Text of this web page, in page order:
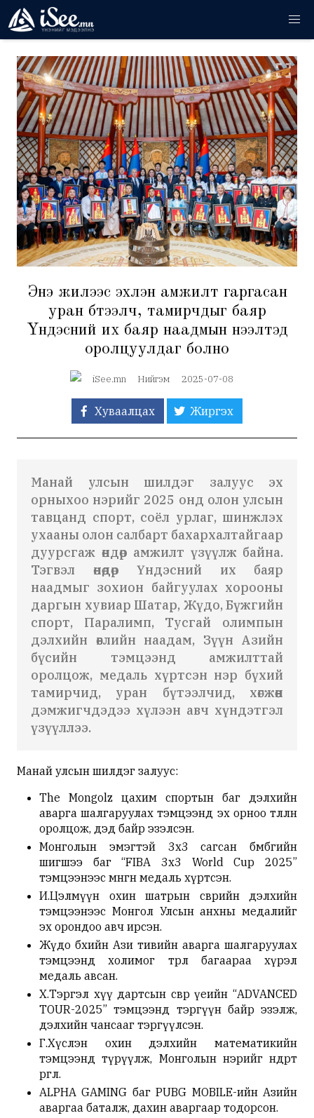
Энэ жилээс эхлэн амжилт гаргасан
уран бүтээлч, тамирчдыг баяр
Үндэсний их баяр наадмын нээлтэд
оролцуулдаг болно
iSee.mn Нийгэм 2025-07-08
Хуваалцах Жиргэх
Манай улсын шилдэг залуус эх
орныхоо нэрийг 2025 онд олон улсын
тавцанд спорт, соёл урлаг, шинжлэх
ухааны олон салбарт бахархалтайгаар
дуурсгаж өндөр амжилт үзүүлж байна.
Тэгвэл өнөөдөр Үндэсний их баяр
наадмыг зохион байгуулах хорооны
даргын хувиар Шатар, Жүдо, Бүжгийн
спорт, Паралимп, Тусгай олимпын
дэлхийн өвлийн наадам, Зүүн Азийн
бүсийн тэмцээнд амжилттай
оролцож, медаль хүртсэн нэр бүхий
тамирчид, уран бүтээлчид, хөгжөөн
дэмжигчдэдээ хүлээн авч хүндэтгэл
үзүүллээ.
Манай улсын шилдэг залуус:
The Mongolz цахим спортын баг дэлхийн
аварга шалгаруулах тэмцээнд эх орноо төлөөлөн
оролцож, дэд байр эзэлсэн.
Монголын эмэгтэй 3х3 сагсан бөмбөгийн
шигшээ баг “FIBA 3x3 World Cup 2025”
тэмцээнээс мөнгөн медаль хүртсэн.
И.Цэлмүүн охин шатрын өсвөрийн дэлхийн
тэмцээнээс Монгол Улсын анхны медалийг
эх орондоо авч ирсэн.
Жүдо бөхийн Ази тивийн аварга шалгаруулах
тэмцээнд холимог төрөл багаараа хүрэл
медаль авсан.
Х.Тэргэл хүү дартсын өсвөр үеийн “ADVANCED
TOUR-2025” тэмцээнд тэргүүн байр эзэлж,
дэлхийн чансааг тэргүүлсэн.
Г.Хүслэн охин дэлхийн математикийн
тэмцээнд түрүүлж, Монголын нэрийг өндөрт
өргөлөө.
ALPHA GAMING баг PUBG MOBILE-ийн Азийн
аваргаа баталж, дахин аваргаар тодорсон.